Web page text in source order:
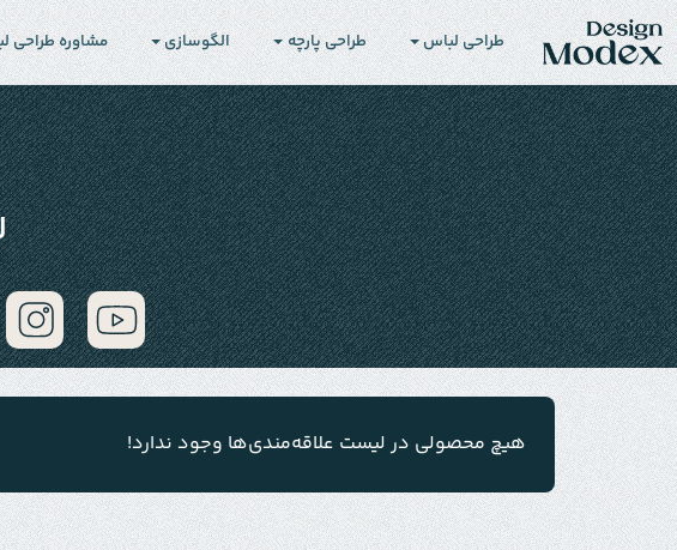
طراحی لباس طراحی پارچه الگوسازی مشاوره طراحی
هیچ محصولی در لیست علاقه‌مندی‌ها وجود ندارد!